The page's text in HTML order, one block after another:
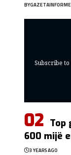
BY
Subscribe
Top
600 mijë
3 YEARS AGO